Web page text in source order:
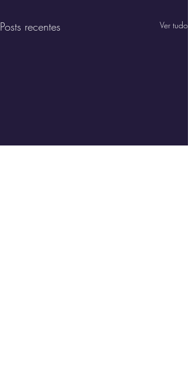
Posts recentes Ver tudo